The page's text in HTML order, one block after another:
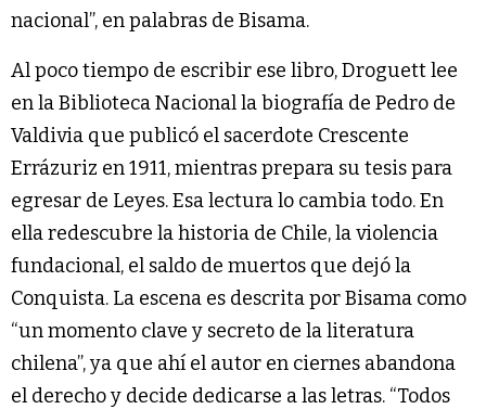
nacional”, en palabras de Bisama.
Al poco tiempo de escribir ese libro, Droguett lee
en la Biblioteca Nacional la biografía de Pedro de
Valdivia que publicó el sacerdote Crescente
Errázuriz en 1911, mientras prepara su tesis para
egresar de Leyes. Esa lectura lo cambia todo. En
ella redescubre la historia de Chile, la violencia
fundacional, el saldo de muertos que dejó la
Conquista. La escena es descrita por Bisama como
“un momento clave y secreto de la literatura
chilena”, ya que ahí el autor en ciernes abandona
el derecho y decide dedicarse a las letras. “Todos